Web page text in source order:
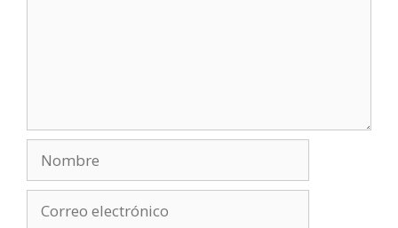
electrónico